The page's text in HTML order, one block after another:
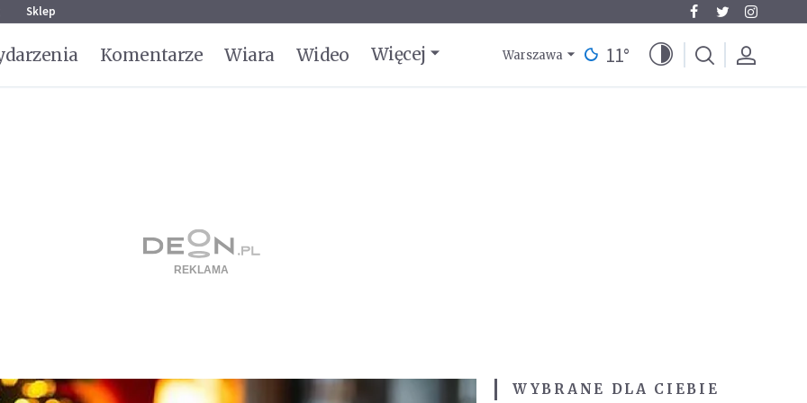
Sklep
Komentarze Wiara Wideo Więcej Warszawa 11°
WYBRANE DLA CIEBIE